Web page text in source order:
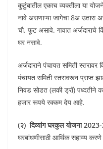
कुटुंबातील एकाच व्यक्तीला या
नावे असणाऱ्या जागेचा 8अ
चौ. फूट असावे. गावात अर्जदाराचे
घर नसावे.
अर्जदाराने पंचायत समिती
पंचायत समिती स्तरावरून प्राप्त
निवड सोडत (लकी ड्रॉ) पध्दतीने
हजार रूपये रक्कम देय आहे.
(२)दिव्यांग घरकुल योजना
घरबांधणीसाठी आर्थिक सहाय्य